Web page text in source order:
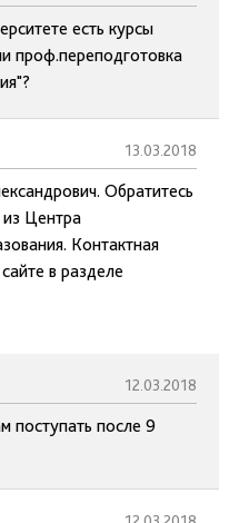
есть курсы
проф.переподготовка
13.03.2018
Обратитесь
Центра
Контактная
в разделе
12.03.2018
поступать после 9